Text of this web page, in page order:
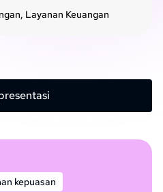
Layanan Keuangan
kepuasan